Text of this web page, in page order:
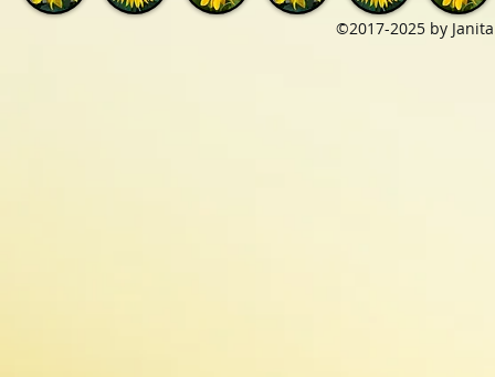
©2017-2025 by